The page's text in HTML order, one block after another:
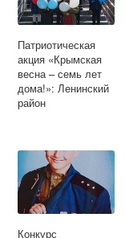
Патриотическая
акция «Крымская
весна – семь лет
дома!»: Ленинский
район
Конкурс